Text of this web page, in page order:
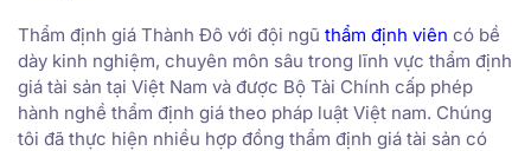
Thẩm định giá Thành Đô với đội ngũ thẩm định viên có bề
dày kinh nghiệm, chuyên môn sâu trong lĩnh vực thẩm định
giá tài sản tại Việt Nam và được Bộ Tài Chính cấp phép
hành nghề thẩm định giá theo pháp luật Việt nam. Chúng
tôi đã thực hiện nhiều hợp đồng thẩm định giá tài sản có